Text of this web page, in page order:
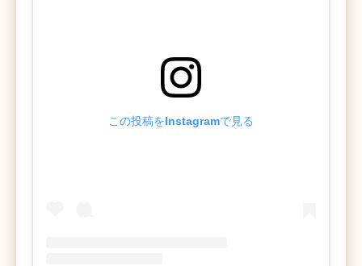
この投稿をInstagramで見る